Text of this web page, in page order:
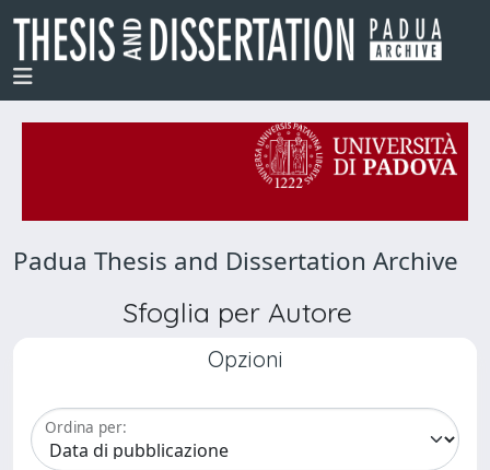
Padua Thesis and Dissertation Archive
Sfoglia per Autore
Opzioni
Ordina per: